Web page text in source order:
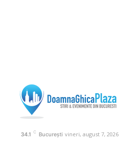
34.1 C București vineri, august 7, 2026